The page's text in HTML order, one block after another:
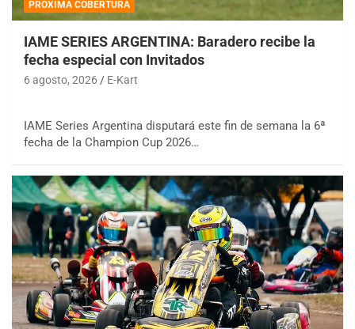
PRÓXIMA COBERTURA
IAME SERIES ARGENTINA: Baradero recibe la
fecha especial con Invitados
6 agosto, 2026 E-Kart
IAME Series Argentina disputará este fin de semana la 6ª
fecha de la Champion Cup 2026…